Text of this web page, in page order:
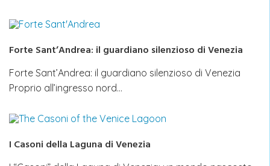
Forte Sant’Andrea: il guardiano silenzioso di Venezia
Forte Sant’Andrea: il guardiano silenzioso di Venezia
Proprio all’ingresso nord…
I Casoni della Laguna di Venezia